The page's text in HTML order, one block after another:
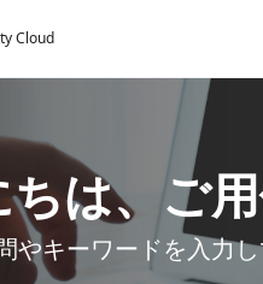
Cloud
ちは、ご
やキーワードを入力